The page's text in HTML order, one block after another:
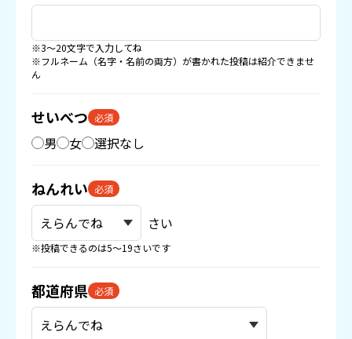
※3〜20文字で入力してね
※フルネーム（名字・名前の両方）が書かれた投稿は紹介できませ
ん
せいべつ 必須
男 女 選択なし
ねんれい 必須
さい
※投稿できるのは5〜19さいです
都道府県 必須